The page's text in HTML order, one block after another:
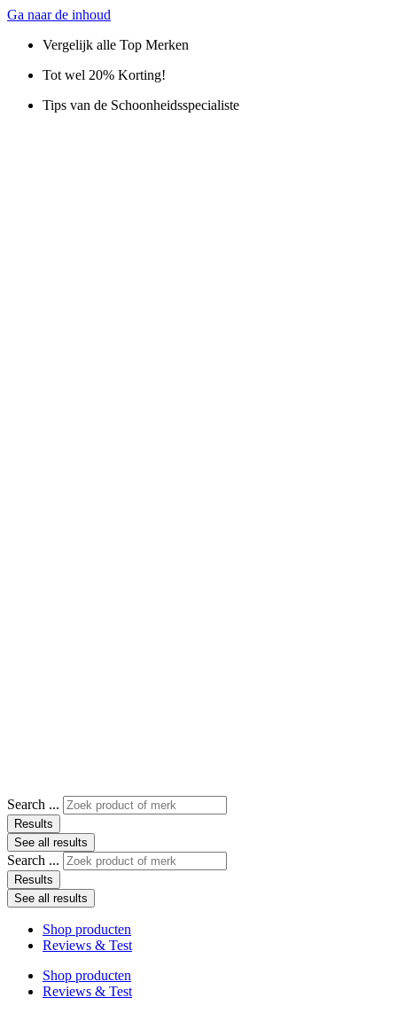
Ga naar de inhoud
Vergelijk alle Top Merken
Tot wel 20% Korting!
Tips van de Schoonheidsspecialiste
Search ...
Results
See all results
Search ...
Results
See all results
Shop producten
Reviews & Test
Shop producten
Reviews & Test